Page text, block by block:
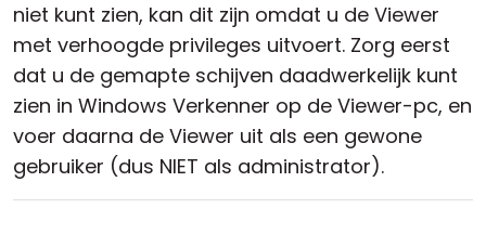
niet kunt zien, kan dit zijn omdat u de Viewer
met verhoogde privileges uitvoert. Zorg eerst
dat u de gemapte schijven daadwerkelijk kunt
zien in Windows Verkenner op de Viewer-pc, en
voer daarna de Viewer uit als een gewone
gebruiker (dus NIET als administrator).